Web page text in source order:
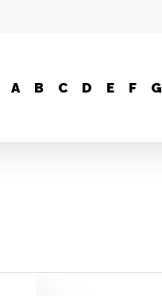
A B C D E F G